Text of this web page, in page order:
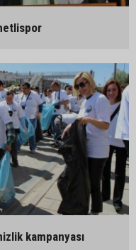
kampanyası